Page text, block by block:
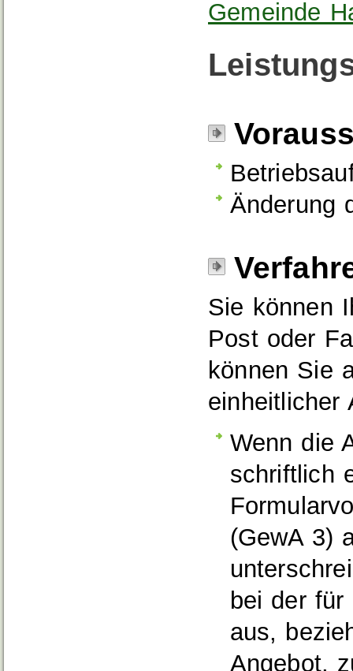
Gemeinde
Änderung
Sie können
Post oder
können Sie
einheitlicher
Wenn die
schriftlich
(GewA 3)
bei der
aus,
Angebot,